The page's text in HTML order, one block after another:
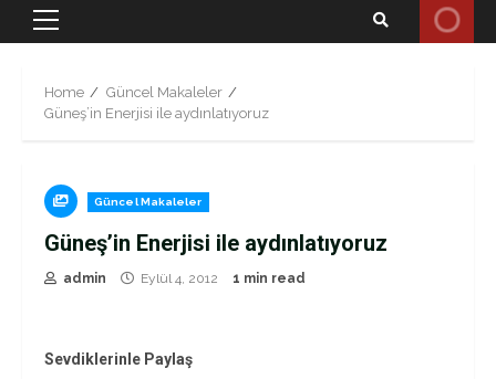
Primary
Home
Güncel Makaleler
Güneş’in Enerjisi ile aydınlatıyoruz
Güncel Makaleler
Güneş’in Enerjisi ile aydınlatıyoruz
admin Eylül 4, 2012 1 min read
Sevdiklerinle Paylaş